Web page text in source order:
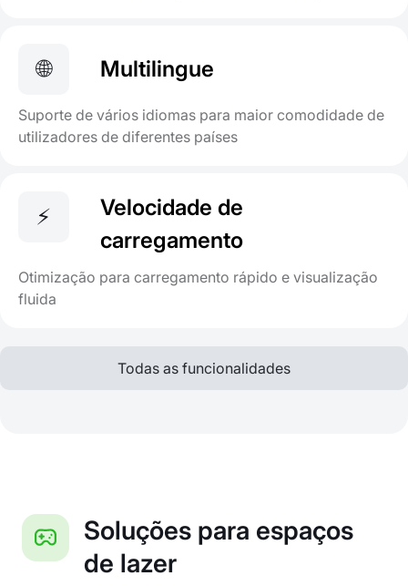
🌐 Multilingue
Suporte de vários idiomas para maior comodidade de
utilizadores de diferentes países
⚡️
Velocidade de
carregamento
Otimização para carregamento rápido e visualização
fluida
Todas as funcionalidades
Soluções para espaços
de lazer